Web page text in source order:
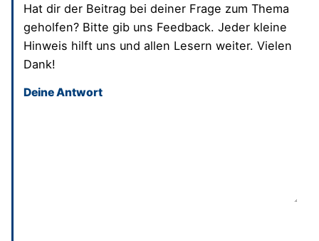
Hat dir der Beitrag bei deiner Frage zum Thema
geholfen? Bitte gib uns Feedback. Jeder kleine
Hinweis hilft uns und allen Lesern weiter. Vielen
Dank!
Dieses Feld bitte leer lassen
Deine Antwort